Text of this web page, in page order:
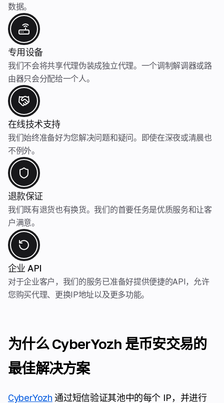
数据。
专用设备
我们不会将共享代理伪装成独立代理。一个调制解调器或路
由器只会分配给一个人。
在线技术支持
我们始终准备好为您解决问题和疑问。即使在深夜或清晨也
不例外。
退款保证
我们既有退货也有换货。我们的首要任务是优质服务和让客
户满意。
企业 API
对于企业客户，我们的服务已准备好提供便捷的API，允许
您购买代理、更换IP地址以及更多功能。
为什么 CyberYozh 是币安交易的
最佳解决方案
CyberYozh 通过短信验证其池中的每个 IP，并进行